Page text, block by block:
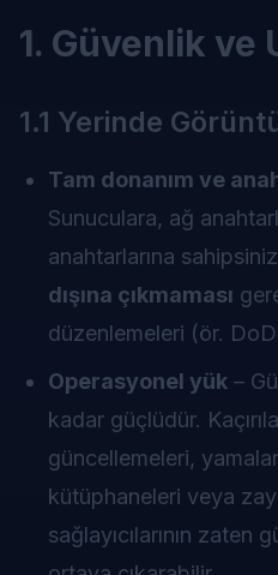
1. Güvenlik ve
1.1 Yerinde
Tam donanım ve
Sunuculara, ağ
anahtarlarına
dışına çıkmaması
düzenlemeleri (ör.
Operasyonel yük –
kadar güçlüdür.
güncellemeleri,
kütüphaneleri veya
sağlayıcılarının zaten